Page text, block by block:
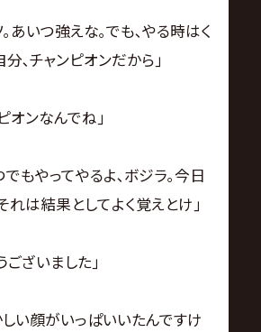
いつ強えな｡でも､やる時はく
分､チャンピオンだから｣
オンなんでね｣
もやってやるよ､ボジラ｡今日
れは結果としてよく覚えとけ｣
ざいました｣
い顔がいっぱいいたんですけ